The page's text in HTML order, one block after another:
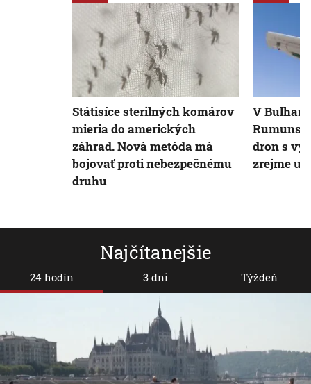
Najčítanejšie
24 hodín 3 dni Týždeň
Státisíce sterilných komárov
mieria do amerických
záhrad. Nová metóda má
bojovať proti nebezpečnému
druhu
V
dron s
zrejme